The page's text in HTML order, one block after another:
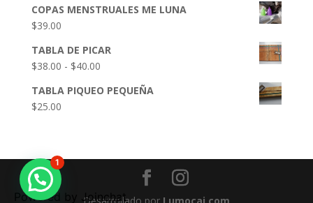
$4.00
COPAS MENSTRUALES ME LUNA
$39.00
TABLA DE PICAR
$38.00 - $40.00Rango
precios:
$40.00
TABLA PIQUEO PEQUEÑA
$25.00
Desarrollado por Lumocai.com
1
Powered by Joinchat